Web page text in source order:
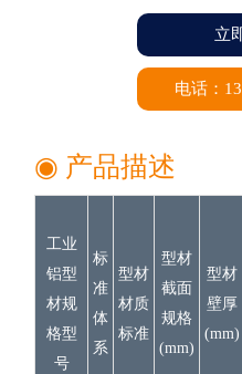
立
电话：
◉ 产品描述
工业
铝型
材规
格型
号
标
准
体
系
型材
材质
标准
型材
截面
规格
(mm)
型材
壁厚
(mm)